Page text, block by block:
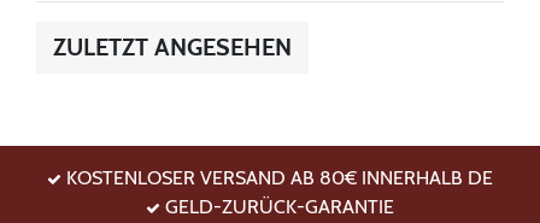
ZULETZT ANGESEHEN
KOSTENLOSER VERSAND AB 80€ INNERHALB DE
GELD-ZURÜCK-GARANTIE